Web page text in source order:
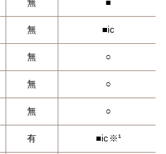
無 ■
無 ■ic
無 ○
無 ○
無 ○
有 ■ic※¹